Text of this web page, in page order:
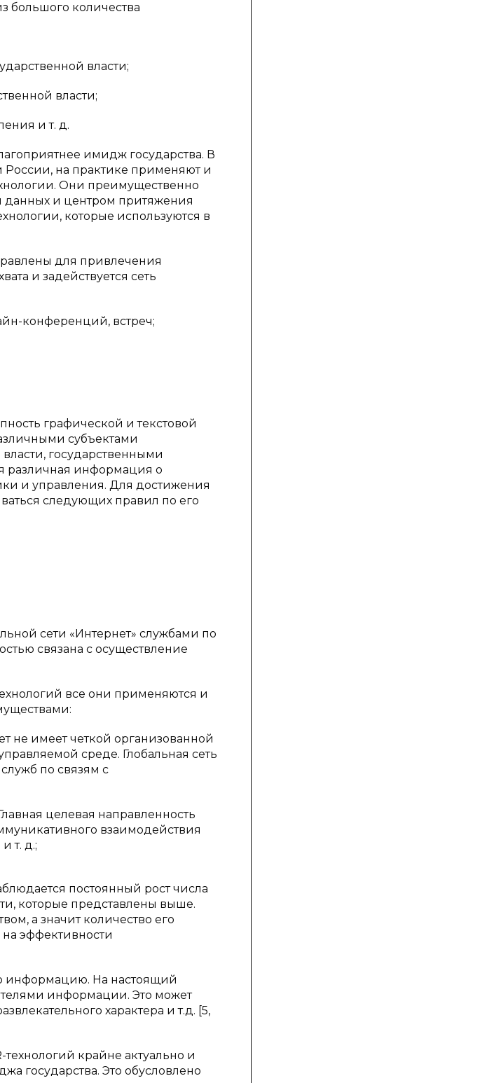
большого количества
власти;
власти;
и т. д.
имидж государства. В
России, на практике применяют и
Они преимущественно
данных и центром притяжения
которые используются в
для привлечения
и задействуется сеть
конференций, встреч;
графической и текстовой
субъектами
государственными
различная информация о
и управления. Для достижения
следующих правил по его
сети «Интернет» службами по
связана с осуществление
все они применяются и
не имеет четкой организованной
среде. Глобальная сеть
по связям с
целевая направленность
взаимодействия
т. д.;
постоянный рост числа
которые представлены выше.
а значит количество его
на эффективности
информацию. На настоящий
информации. Это может
характера и т.д. [5,
крайне актуально и
государства. Это обусловлено